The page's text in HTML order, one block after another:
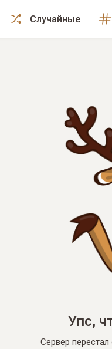
Случайные
Упс,
Сервер